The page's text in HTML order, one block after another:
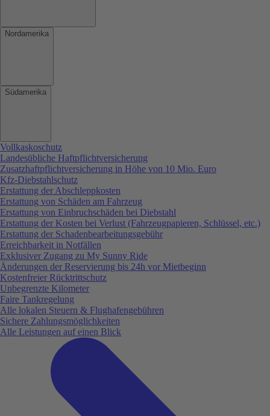
Nordamerika
Südamerika
Vollkaskoschutz
Landesübliche Haftpflichtversicherung
Zusatzhaftpflichtversicherung in Höhe von 10 Mio. Euro
Kfz-Diebstahlschutz
Erstattung der Abschleppkosten
Erstattung von Schäden am Fahrzeug
Erstattung von Einbruchschäden bei Diebstahl
Erstattung der Kosten bei Verlust (Fahrzeugpapieren, Schlüssel, etc.)
Erstattung der Schadenbearbeitungsgebühr
Erreichbarkeit in Notfällen
Exklusiver Zugang zu My Sunny Ride
Änderungen der Reservierung bis 24h vor Mietbeginn
Kostenfreier Rücktrittschutz
Unbegrenzte Kilometer
Faire Tankregelung
Alle lokalen Steuern & Flughafengebühren
Sichere Zahlungsmöglichkeiten
Alle Leistungen auf einen Blick